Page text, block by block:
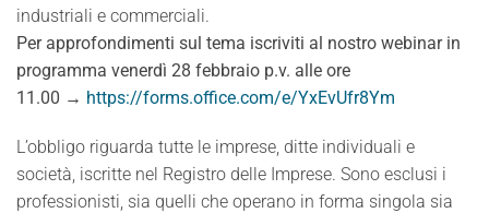
industriali e commerciali.
Per approfondimenti sul tema iscriviti al nostro webinar in
programma venerdì 28 febbraio p.v. alle ore
11.00 → https://forms.office.com/e/YxEvUfr8Ym
L’obbligo riguarda tutte le imprese, ditte individuali e
società, iscritte nel Registro delle Imprese. Sono esclusi i
professionisti, sia quelli che operano in forma singola sia